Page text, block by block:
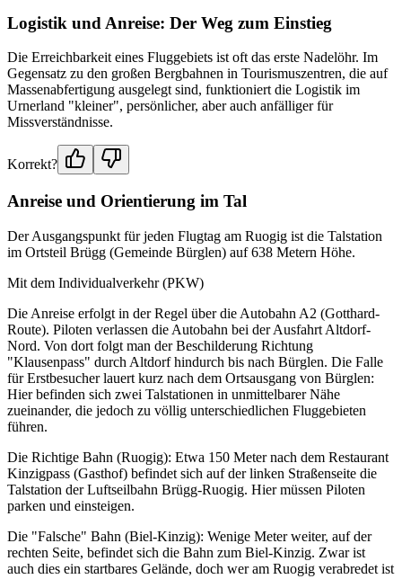
Logistik und Anreise: Der Weg zum Einstieg
Die Erreichbarkeit eines Fluggebiets ist oft das erste Nadelöhr. Im
Gegensatz zu den großen Bergbahnen in Tourismuszentren, die auf
Massenabfertigung ausgelegt sind, funktioniert die Logistik im
Urnerland "kleiner", persönlicher, aber auch anfälliger für
Missverständnisse.
Korrekt?
Anreise und Orientierung im Tal
Der Ausgangspunkt für jeden Flugtag am Ruogig ist die Talstation
im Ortsteil Brügg (Gemeinde Bürglen) auf 638 Metern Höhe.
Mit dem Individualverkehr (PKW)
Die Anreise erfolgt in der Regel über die Autobahn A2 (Gotthard-
Route). Piloten verlassen die Autobahn bei der Ausfahrt Altdorf-
Nord. Von dort folgt man der Beschilderung Richtung
"Klausenpass" durch Altdorf hindurch bis nach Bürglen. Die Falle
für Erstbesucher lauert kurz nach dem Ortsausgang von Bürglen:
Hier befinden sich zwei Talstationen in unmittelbarer Nähe
zueinander, die jedoch zu völlig unterschiedlichen Fluggebieten
führen.
Die Richtige Bahn (Ruogig): Etwa 150 Meter nach dem Restaurant
Kinzigpass (Gasthof) befindet sich auf der linken Straßenseite die
Talstation der Luftseilbahn Brügg-Ruogig. Hier müssen Piloten
parken und einsteigen.
Die "Falsche" Bahn (Biel-Kinzig): Wenige Meter weiter, auf der
rechten Seite, befindet sich die Bahn zum Biel-Kinzig. Zwar ist
auch dies ein startbares Gelände, doch wer am Ruogig verabredet ist